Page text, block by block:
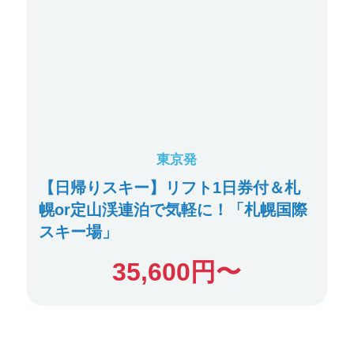
東京発
【日帰りスキー】リフト1日券付＆札
幌or定山渓連泊で気軽に！「札幌国際
スキー場」
35,600 円〜